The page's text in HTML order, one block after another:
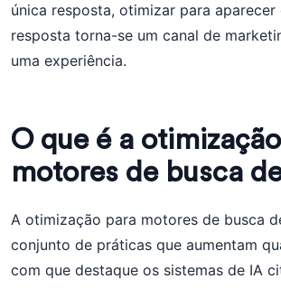
única resposta, otimizar para aparecer
resposta torna-se um canal de
uma experiência.
O que é a
motores de busca
A otimização para motores de busca
conjunto de práticas que aumentam
com que destaque os sistemas de IA